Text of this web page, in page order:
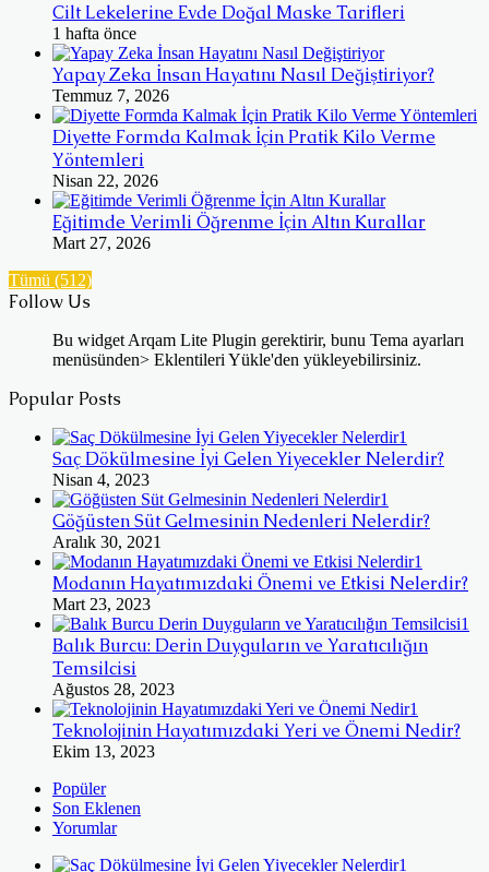
Cilt Lekelerine Evde Doğal Maske Tarifleri
1 hafta önce
Yapay Zeka İnsan Hayatını Nasıl Değiştiriyor?
Temmuz 7, 2026
Diyette Formda Kalmak İçin Pratik Kilo Verme
Yöntemleri
Nisan 22, 2026
Eğitimde Verimli Öğrenme İçin Altın Kurallar
Mart 27, 2026
Tümü (512)
Follow Us
Bu widget Arqam Lite Plugin gerektirir, bunu Tema ayarları
menüsünden> Eklentileri Yükle'den yükleyebilirsiniz.
Popular Posts
Saç Dökülmesine İyi Gelen Yiyecekler Nelerdir?
Nisan 4, 2023
Göğüsten Süt Gelmesinin Nedenleri Nelerdir?
Aralık 30, 2021
Modanın Hayatımızdaki Önemi ve Etkisi Nelerdir?
Mart 23, 2023
Balık Burcu: Derin Duyguların ve Yaratıcılığın
Temsilcisi
Ağustos 28, 2023
Teknolojinin Hayatımızdaki Yeri ve Önemi Nedir?
Ekim 13, 2023
Popüler
Son Eklenen
Yorumlar